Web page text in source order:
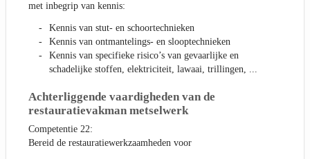
met inbegrip van kennis:
Kennis van stut- en schoortechnieken
Kennis van ontmantelings- en slooptechnieken
Kennis van specifieke risico’s van gevaarlijke en
schadelijke stoffen, elektriciteit, lawaai, trillingen, ...
Achterliggende vaardigheden van de
restauratievakman metselwerk
Competentie 22:
Bereid de restauratiewerkzaamheden voor